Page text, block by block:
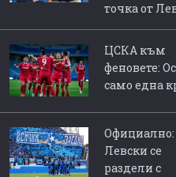
точка от
ЦСКА към
феновете:
само една
Официално:
Левски се
раздели с